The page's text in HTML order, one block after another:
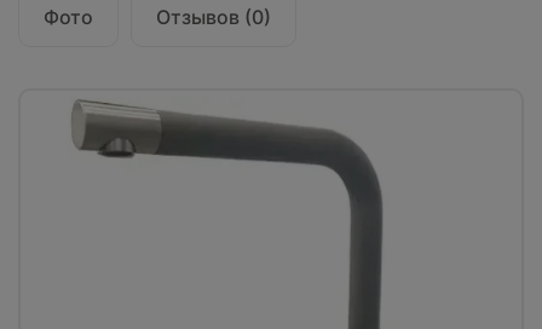
Фото Отзывов (0)